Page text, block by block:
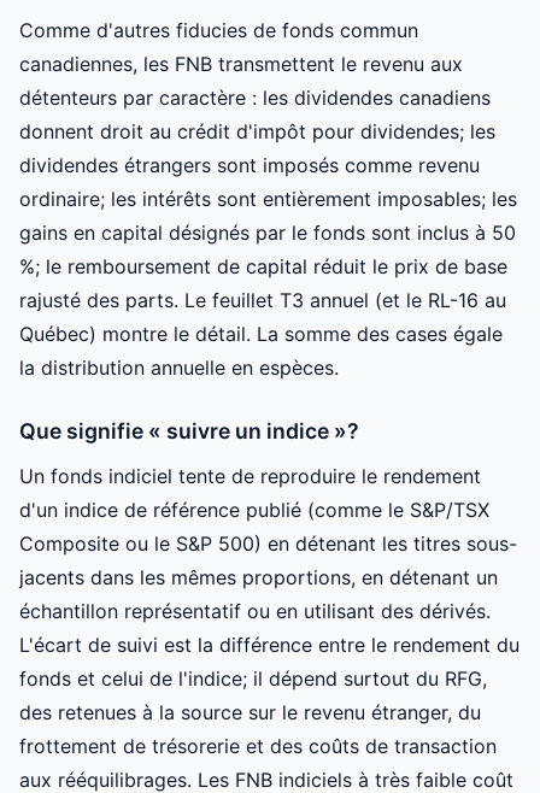
Comme d'autres fiducies de fonds commun
canadiennes, les FNB transmettent le revenu aux
détenteurs par caractère : les dividendes canadiens
donnent droit au crédit d'impôt pour dividendes; les
dividendes étrangers sont imposés comme revenu
ordinaire; les intérêts sont entièrement imposables; les
gains en capital désignés par le fonds sont inclus à 50
%; le remboursement de capital réduit le prix de base
rajusté des parts. Le feuillet T3 annuel (et le RL-16 au
Québec) montre le détail. La somme des cases égale
la distribution annuelle en espèces.
Que signifie « suivre un indice »?
Un fonds indiciel tente de reproduire le rendement
d'un indice de référence publié (comme le S&P/TSX
Composite ou le S&P 500) en détenant les titres sous-
jacents dans les mêmes proportions, en détenant un
échantillon représentatif ou en utilisant des dérivés.
L'écart de suivi est la différence entre le rendement du
fonds et celui de l'indice; il dépend surtout du RFG,
des retenues à la source sur le revenu étranger, du
frottement de trésorerie et des coûts de transaction
aux rééquilibrages. Les FNB indiciels à très faible coût